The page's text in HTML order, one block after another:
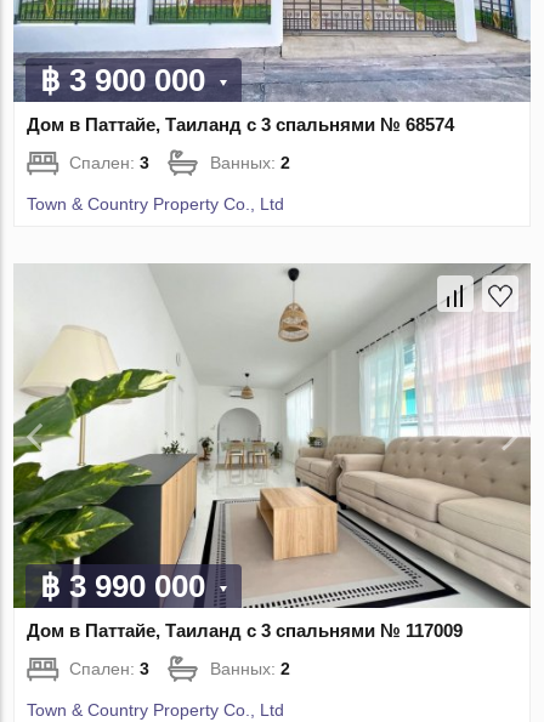
฿ 3 900 000
Дом в Паттайе, Таиланд с 3 спальнями № 68574
Спален:3 Ванных:2
Town & Country Property Co., Ltd
฿ 3 990 000
Дом в Паттайе, Таиланд с 3 спальнями № 117009
Спален:3 Ванных:2
Town & Country Property Co., Ltd